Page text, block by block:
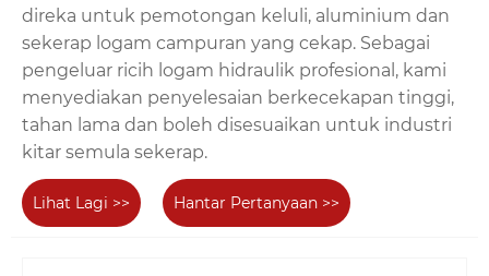
direka untuk pemotongan keluli, aluminium dan
sekerap logam campuran yang cekap. Sebagai
pengeluar ricih logam hidraulik profesional, kami
menyediakan penyelesaian berkecekapan tinggi,
tahan lama dan boleh disesuaikan untuk industri
kitar semula sekerap.
Lihat Lagi >> Hantar Pertanyaan >>